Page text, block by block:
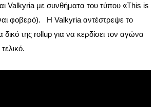
Valkyria με συνθήματα του τύπου «This is
φοβερό). Η Valkyria αντέστρεψε το
της rollup για να κερδίσει τον αγώνα